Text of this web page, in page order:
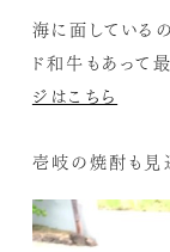
海に面している
ド和牛もあっ
ジはこちら
壱岐の焼酎も見